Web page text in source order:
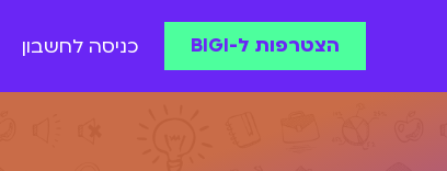
הצטרפות ל-BIGI כניסה לחשבון